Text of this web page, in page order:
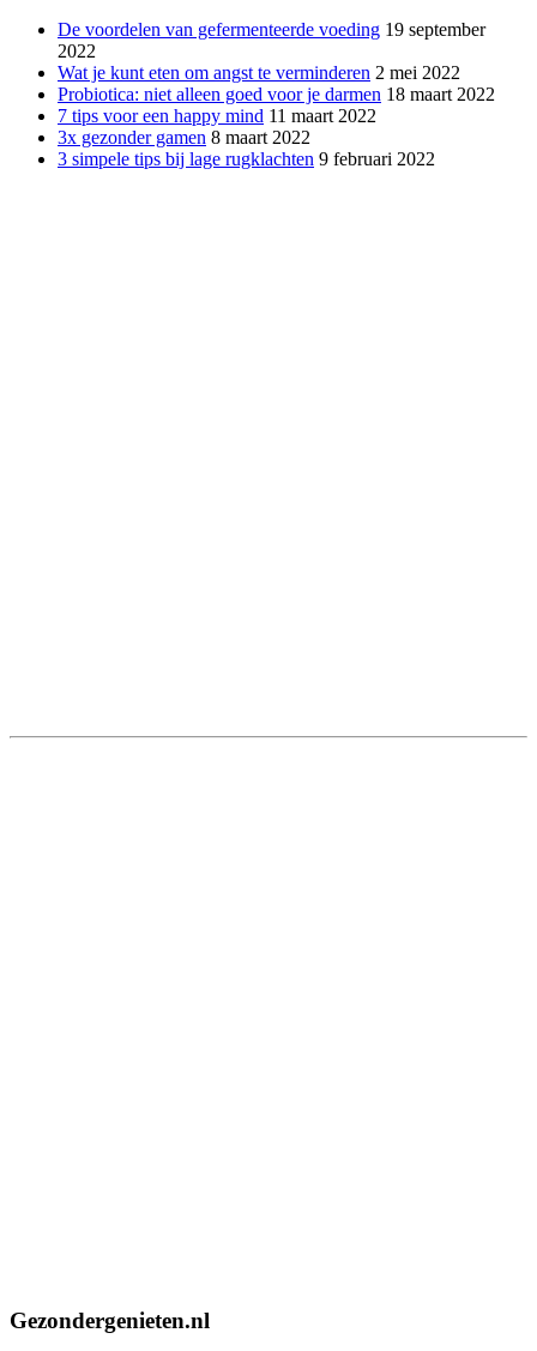
De voordelen van gefermenteerde voeding 19 september
2022
Wat je kunt eten om angst te verminderen 2 mei 2022
Probiotica: niet alleen goed voor je darmen 18 maart 2022
7 tips voor een happy mind 11 maart 2022
3x gezonder gamen 8 maart 2022
3 simpele tips bij lage rugklachten 9 februari 2022
Gezondergenieten.nl